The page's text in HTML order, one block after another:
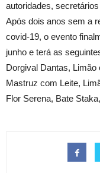
autoridades,
Após dois anos sem a
covid-19, o evento
junho e terá as
Dorgival Dantas, Limão
Mastruz com Leite,
Flor Serena, Bate